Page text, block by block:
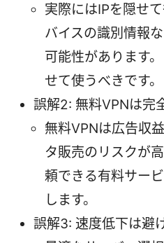
実際にはIPを隠せ
バイスの識別情報
可能性があります
せて使うべきです。
誤解2: 無料VPNは完
無料VPNは広告収
タ販売のリスクが
頼できる有料サー
します。
誤解3: 速度低下は避